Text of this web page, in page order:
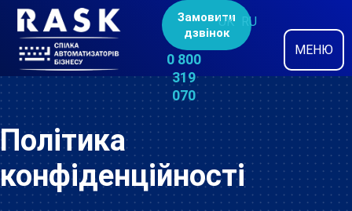
Замовити
дзвінок
0 800
319
070
UK RU
МЕНЮ
Політика
конфіденційності